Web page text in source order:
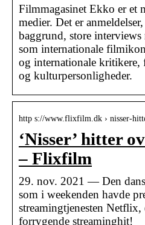
Filmmagasinet Ekko er et
medier. Det er
baggrund, store interviews
som internationale
og internationale
og kulturpersonligheder.
http s://www.flixfilm.dk › nisser-
‘Nisser’ hitter
– Flixfilm
29. nov. 2021 — Den
som i weekenden havde
streamingtjenesten Netflix,
forrygende streaminghit!